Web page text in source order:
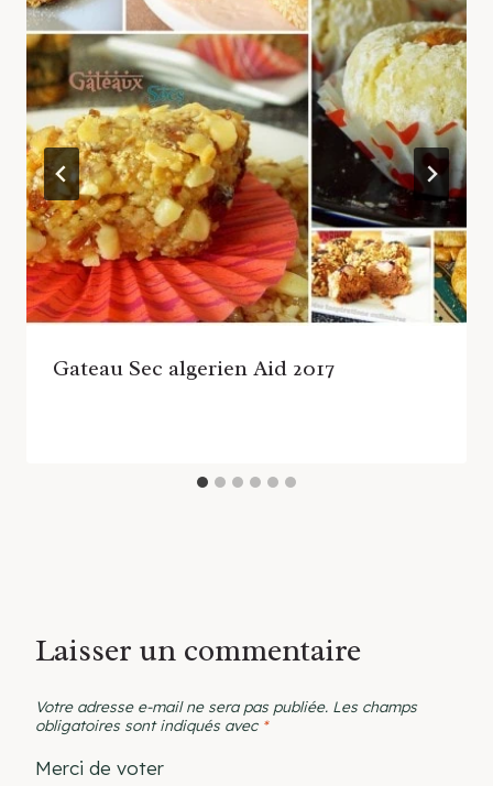
Gateau Sec algerien Aid 2017
Laisser un commentaire
Votre adresse e-mail ne sera pas publiée. Les champs
obligatoires sont indiqués avec *
Merci de voter